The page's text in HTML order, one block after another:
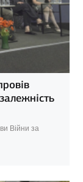
Війни за